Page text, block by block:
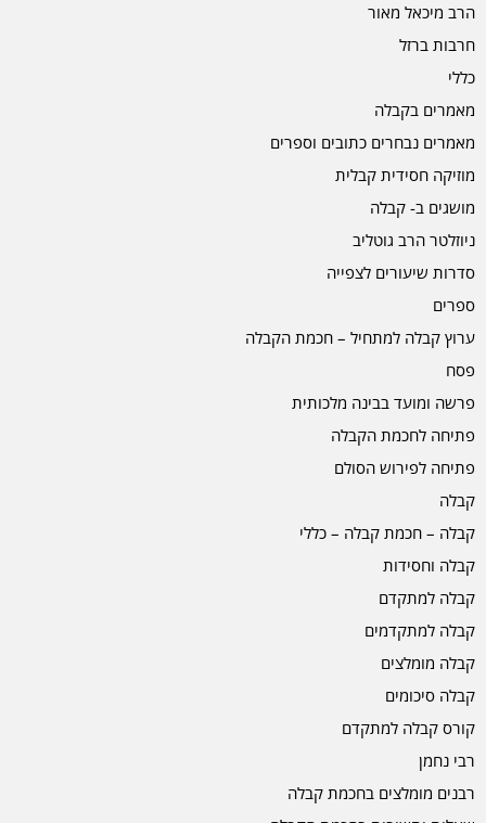
הרב מיכאל מאור
חרבות ברזל
כללי
מאמרים בקבלה
מאמרים נבחרים כתובים וספרים
מוזיקה חסידית קבלית
מושגים ב- קבלה
ניוזלטר הרב גוטליב
סדרות שיעורים לצפייה
ספרים
ערוץ קבלה למתחיל – חכמת הקבלה
פסח
פרשה ומועד בבינה מלכותית
פתיחה לחכמת הקבלה
פתיחה לפירוש הסולם
קבלה
קבלה – חכמת קבלה – כללי
קבלה וחסידות
קבלה למתקדם
קבלה למתקדמים
קבלה מומלצים
קבלה סיכומים
קורס קבלה למתקדם
רבי נחמן
רבנים מומלצים בחכמת קבלה